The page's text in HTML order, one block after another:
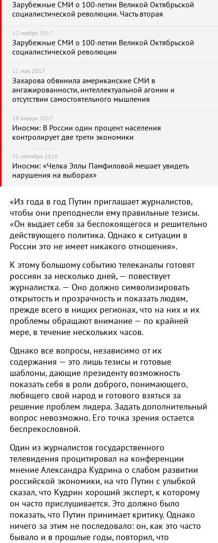
Зарубежные СМИ о 100-летии Великой Октябрьской
социалистической революции. Часть вторая
12 ноября 2017
Зарубежные СМИ о 100-летии Великой Октябрьской
социалистической революции
11 мая 2017
Захарова обвинила американские СМИ в
ангажированности, интеллектуальной агонии и
отсутствии самостоятельного мышления
18 января 2017
Иносми: В России один процент населения
контролирует две трети экономики
22 сентября 2016
Иносми: «Челка Эллы Памфиловой мешает увидеть
нарушения на выборах»
«Из года в год Путин приглашает журналистов,
чтобы они преподнесли ему правильные тезисы.
«Он выдает себя за беспокоящегося и решительно
действующего политика. Однако к ситуации в
России это не имеет никакого отношения».
К этому большому событию телеканалы готовят
россиян за несколько дней, — повествует
журналистка. — Оно должно символизировать
открытость и прозрачность и показать людям,
прежде всего в нищих регионах, что на них и их
проблемы обращают внимание — по крайней
мере, в течение нескольких часов.
Однако все вопросы, независимо от их
содержания — это лишь тезисы и готовые
шаблоны, дающие президенту возможность
показать себя в роли доброго, понимающего,
любящего свой народ и готового взяться за
решение проблем лидера. Задать дополнительный
вопрос невозможно. Его точка зрения остается
беспрекословной.
Один из журналистов государственного
телевидения процитировал на конференции
мнение Александра Кудрина о слабом развитии
российской экономики, на что Путин с улыбкой
сказал, что Кудрин хороший эксперт, к которому
он часто прислушивается. Это должно было
показать, что Путин принимает критику. Однако
ничего за этим не последовало: он, как это часто
бывало и в прошлые годы, повторил, что